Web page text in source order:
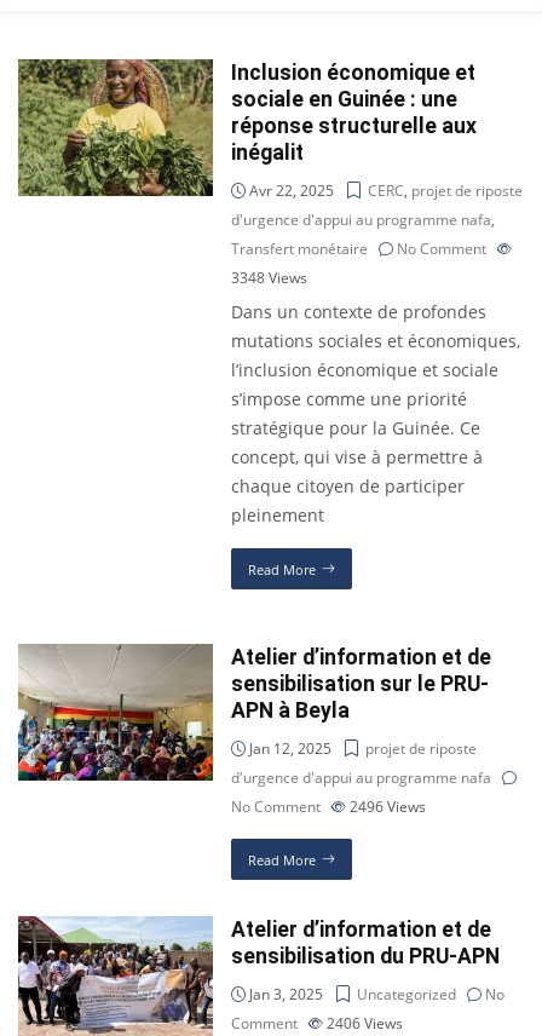
Inclusion économique et
sociale en Guinée : une
réponse structurelle aux
inégalit
Avr 22, 2025 CERC, projet de riposte
d'urgence d'appui au programme nafa,
Transfert monétaire
No Comment
3348Views
Dans un contexte de profondes
mutations sociales et économiques,
l’inclusion économique et sociale
s’impose comme une priorité
stratégique pour la Guinée. Ce
concept, qui vise à permettre à
chaque citoyen de participer
pleinement
Read More
Atelier d’information et de
sensibilisation sur le PRU-
APN à Beyla
Jan 12, 2025
projet de riposte
d'urgence d'appui au programme nafa
No Comment
2496Views
Read More
Atelier d’information et de
sensibilisation du PRU-APN
Jan 3, 2025 Uncategorized
No
Comment
2406Views